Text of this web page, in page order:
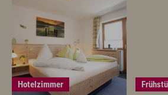
Hotelzimmer